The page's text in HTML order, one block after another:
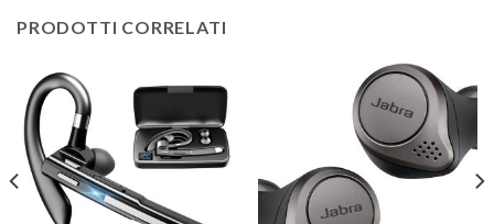
PRODOTTI CORRELATI